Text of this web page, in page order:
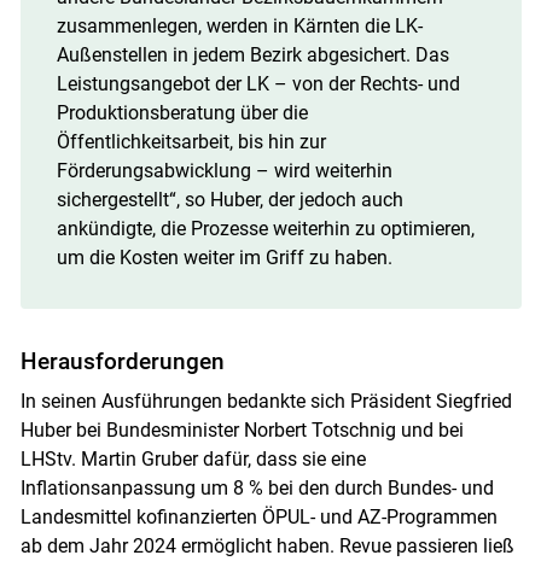
zusammenlegen, werden in Kärnten die LK-
Außenstellen in jedem Bezirk abgesichert. Das
Leistungsangebot der LK – von der Rechts- und
Produktionsberatung über die
Öffentlichkeitsarbeit, bis hin zur
Förderungsabwicklung – wird weiterhin
sichergestellt“, so Huber, der jedoch auch
ankündigte, die Prozesse weiterhin zu optimieren,
um die Kosten weiter im Griff zu haben.
Herausforderungen
In seinen Ausführungen bedankte sich Präsident Siegfried
Huber bei Bundesminister Norbert Totschnig und bei
LHStv. Martin Gruber dafür, dass sie eine
Inflationsanpassung um 8 % bei den durch Bundes- und
Landesmittel kofinanzierten ÖPUL- und AZ-Programmen
ab dem Jahr 2024 ermöglicht haben. Revue passieren ließ